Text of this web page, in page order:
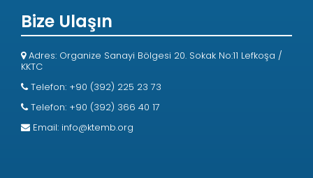
Bize Ulaşın
Adres: Organize Sanayi Bölgesi 20. Sokak No:11 Lefkoşa /
KKTC
Telefon: +90 (392) 225 23 73
Telefon: +90 (392) 366 40 17
Email: info@ktemb.org